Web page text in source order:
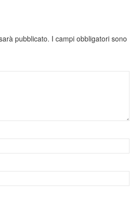
pubblicato. I campi obbligatori sono